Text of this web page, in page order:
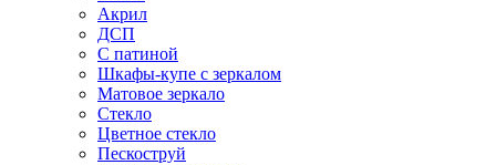
Акрил
ДСП
С патиной
Шкафы-купе с зеркалом
Матовое зеркало
Стекло
Цветное стекло
Пескоструй